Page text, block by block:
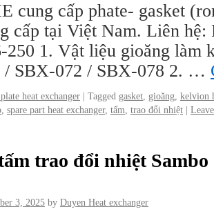
cung cấp phate- gasket
cấp tại Việt Nam. Liên hệ:
250 1. Vật liệu gioăng làm
/ SBX-072 / SBX-078 2. …
heat exchanger | Tagged gasket gioăng kelvion
spare part heat exchanger, tấm trao đổi nhiệt |
trao đổi nhiệt Sambo
3, 2025 by Duyen Heat exchanger